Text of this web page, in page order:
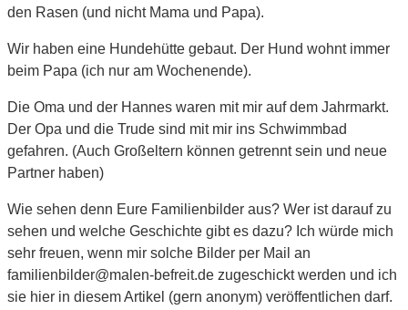
den Rasen (und nicht Mama und Papa).
Wir haben eine Hundehütte gebaut. Der Hund wohnt immer
beim Papa (ich nur am Wochenende).
Die Oma und der Hannes waren mit mir auf dem Jahrmarkt.
Der Opa und die Trude sind mit mir ins Schwimmbad
gefahren. (Auch Großeltern können getrennt sein und neue
Partner haben)
Wie sehen denn Eure Familienbilder aus? Wer ist darauf zu
sehen und welche Geschichte gibt es dazu? Ich würde mich
sehr freuen, wenn mir solche Bilder per Mail an
familienbilder@malen-befreit.de zugeschickt werden und ich
sie hier in diesem Artikel (gern anonym) veröffentlichen darf.